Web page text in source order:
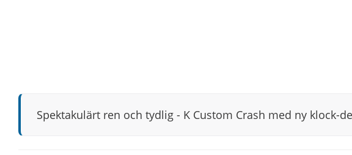
Spektakulärt ren och tydlig - K Custom Crash med ny klock-